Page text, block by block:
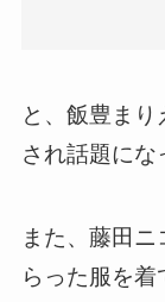
と、飯豊ま
され話題にな
また、藤田
らった服を